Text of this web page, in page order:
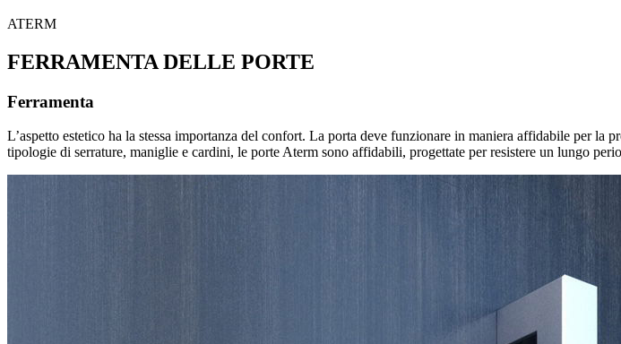
ATERM
FERRAMENTA DELLE PORTE
Ferramenta
L’aspetto estetico ha la stessa importanza del confort. La porta deve funzionare in maniera affidabile per
tipologie di serrature, maniglie e cardini, le porte Aterm sono affidabili, progettate per resistere un lungo